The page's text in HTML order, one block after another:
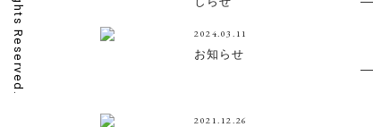
2024.03.11
お知らせ
2021.12.26